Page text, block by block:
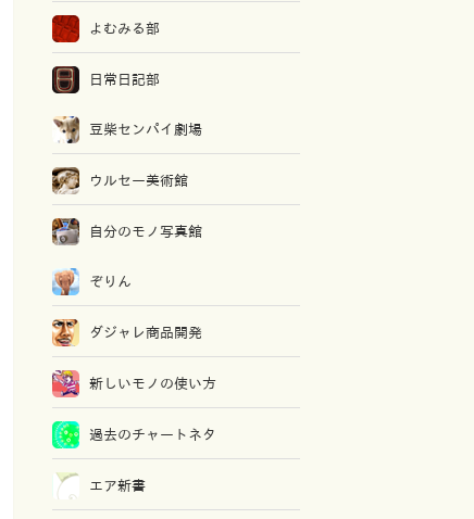
よむみる部
日常日記部
豆柴センパイ劇場
ウルセー美術館
自分のモノ写真館
ぞりん
ダジャレ商品開発
新しいモノの使い方
過去のチャートネタ
エア新書